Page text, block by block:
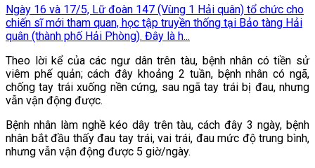
Ngày 16 và 17/5, Lữ đoàn 147 (Vùng 1 Hải quân) tổ chức cho
chiến sĩ mới tham quan, học tập truyền thống tại Bảo tàng Hải
quân (thành phố Hải Phòng). Đây là h...
Theo lời kể của các ngư dân trên tàu, bệnh nhân có tiền sử
viêm phế quản; cách đây khoảng 2 tuần, bệnh nhân có ngã,
chống tay trái xuống nền cứng, sau ngã tay trái bị đau, nhưng
vẫn vận động được.
Bệnh nhân làm nghề kéo dây trên tàu, cách đây 3 ngày, bệnh
nhân bắt đầu thấy đau tay trái, vai trái, đau mức độ trung bình,
nhưng vẫn vận động được 5 giờ/ngày.